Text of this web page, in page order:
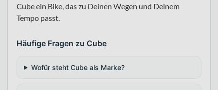
Cube ein Bike, das zu Deinen Wegen und Deinem
Tempo passt.
Häufige Fragen zu Cube
Wofür steht Cube als Marke?